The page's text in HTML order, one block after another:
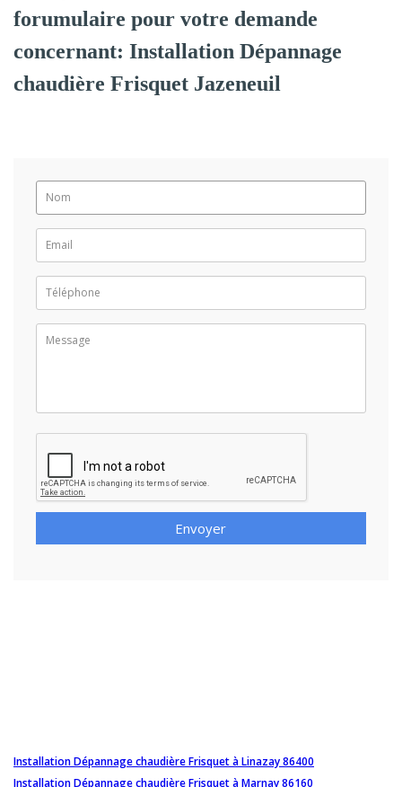
forumulaire pour votre demande
concernant: Installation Dépannage
chaudière Frisquet Jazeneuil
Envoyer
Installation Dépannage chaudière Frisquet à Linazay 86400
Installation Dépannage chaudière Frisquet à Marnay 86160